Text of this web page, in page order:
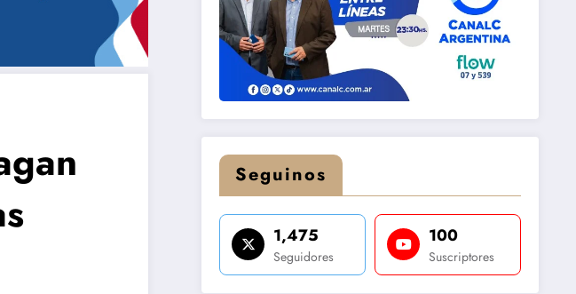
Seguinos
1,475
Seguidores
100
Suscriptores